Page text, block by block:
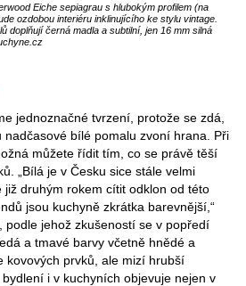
Eiche sepiagrau s hlubokým profilem (na
ozdobou interiéru inklinujícího ke stylu vintage.
doplňují černá madla a subtilní, jen 16 mm silná
jednoznačné tvrzení, protože se zdá,
bílé pomalu zvoní hrana. Při
můžete řídit tím, co se právě těší
„Bílá je v Česku sice stále velmi
již druhým rokem cítit odklon od této
jsou kuchyně zkrátka barevnější,“
podle jehož zkušeností se v popředí
a tmavé barvy včetně hnědé a
kovových prvků, ale mizí hrubší
i v kuchyních objevuje nejen v